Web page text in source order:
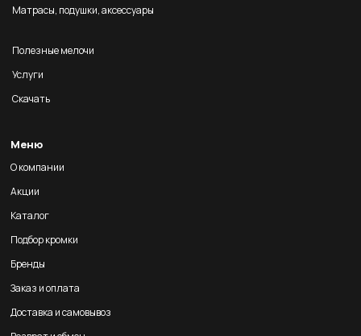
Матрасы, подушки, аксессуары
Полезные мелочи
Услуги
Скачать
Меню
О компании
Акции
Каталог
Подбор кромки
Бренды
Заказ и оплата
Доставка и самовывоз